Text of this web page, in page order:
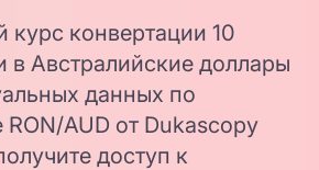
курс конвертации 10
в Австралийские доллары
данных по
AUD от Dukascopy
доступ к